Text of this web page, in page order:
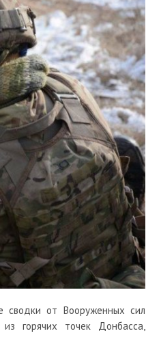
от Вооруженных сил
горячих точек Донбасса,